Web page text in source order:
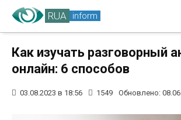
RUA inform
Как изучать разговорный
онлайн: 6 способов
03.08.2023 в 18:56 1549 Обновлено: